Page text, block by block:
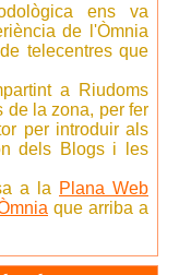
ens va
de l'Òmnia
telecentres que
a Riudoms
de la zona, per fer
per introduir als
dels Blogs i les
a la Plana Web
que arriba a